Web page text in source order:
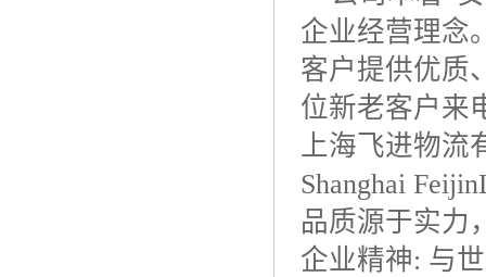
企业经营理念
客户提供优质
位新老客户来
上海飞进物流
Shanghai
品质源于实力
企业精神: 与